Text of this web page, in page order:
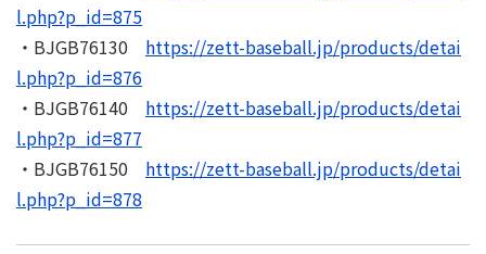
l.php?p_id=875
・BJGB76130 https://zett-baseball.jp/products/detai
l.php?p_id=876
・BJGB76140 https://zett-baseball.jp/products/detai
l.php?p_id=877
・BJGB76150 https://zett-baseball.jp/products/detai
l.php?p_id=878